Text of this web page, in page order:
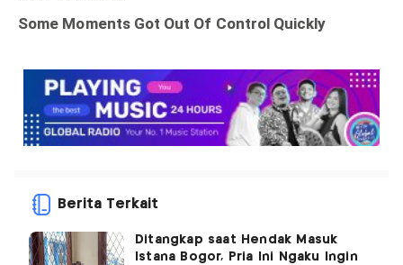
Berita Terkait
Ditangkap saat Hendak Masuk
Istana Bogor, Pria Ini Ngaku Ingin